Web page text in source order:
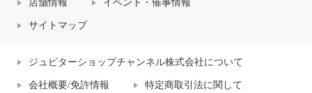
店舗情報 イベント・催事情報
サイトマップ
ジュピターショップチャンネル株式会社について
会社概要/免許情報 特定商取引法に関して